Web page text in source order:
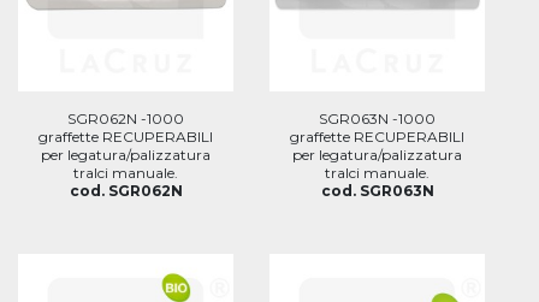
SGR062N -1000
graffette RECUPERABILI
per legatura/palizzatura
tralci manuale.
cod. SGR062N
SGR063N -1000
graffette RECUPERABILI
per legatura/palizzatura
tralci manuale.
cod. SGR063N